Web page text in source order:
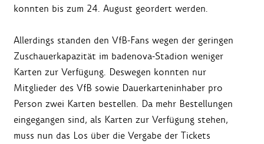
konnten bis zum 24. August geordert werden.
Allerdings standen den VfB-Fans wegen der geringen
Zuschauerkapazität im badenova-Stadion weniger
Karten zur Verfügung. Deswegen konnten nur
Mitglieder des VfB sowie Dauerkarteninhaber pro
Person zwei Karten bestellen. Da mehr Bestellungen
eingegangen sind, als Karten zur Verfügung stehen,
muss nun das Los über die Vergabe der Tickets